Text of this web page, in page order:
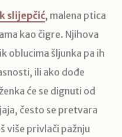
slijepčić, malena ptica
kao čigre. Njihova
oblucima šljunka pa ih
ili ako dođe
će se dignuti od
često se pretvara
više privlači pažnju